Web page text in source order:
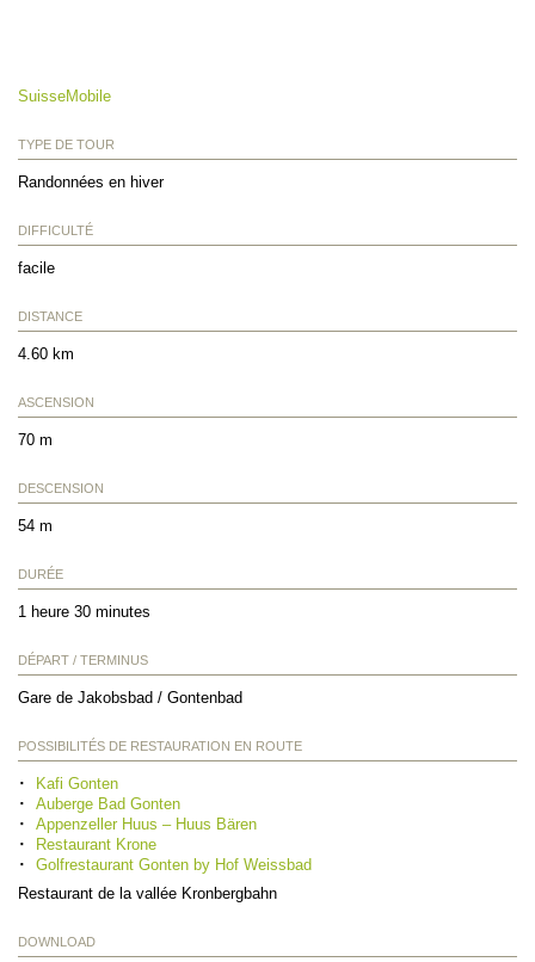
SuisseMobile
TYPE DE TOUR
Randonnées en hiver
DIFFICULTÉ
facile
DISTANCE
4.60 km
ASCENSION
70 m
DESCENSION
54 m
DURÉE
1 heure 30 minutes
DÉPART / TERMINUS
Gare de Jakobsbad / Gontenbad
POSSIBILITÉS DE RESTAURATION EN ROUTE
Kafi Gonten
Auberge Bad Gonten
Appenzeller Huus – Huus Bären
Restaurant Krone
Golfrestaurant Gonten by Hof Weissbad
Restaurant de la vallée Kronbergbahn
DOWNLOAD